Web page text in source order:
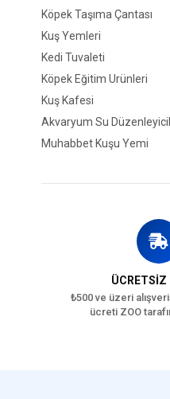
Köpek Taşıma Çantası
Kuş Yemleri
Kedi Tuvaleti
Köpek Eğitim Ürünleri
Kuş Kafesi
Akvaryum Su
Muhabbet Kuşu Yemi
ÜCRETSİZ
₺500 ve üzeri
ücreti ZOO